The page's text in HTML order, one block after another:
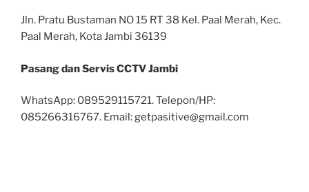
Jln. Pratu Bustaman NO 15 RT 38 Kel. Paal Merah, Kec.
Paal Merah, Kota Jambi 36139
Pasang dan Servis CCTV Jambi
WhatsApp: 089529115721. Telepon/HP:
085266316767. Email: getpasitive@gmail.com